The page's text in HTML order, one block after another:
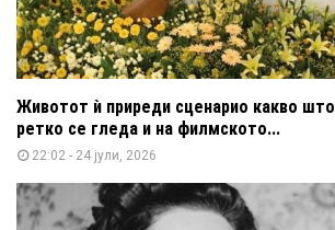
Животот ѝ приреди сценарио какво што
ретко се гледа и на филмското...
22:02 - 24 јули, 2026